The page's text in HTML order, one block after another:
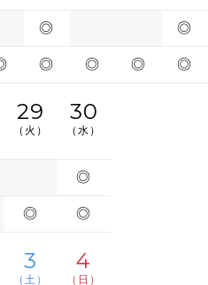
◎ ◎
◎ ◎ ◎ ◎
29
（火）
30
（水）
◎
◎ ◎
3
（土）
4
（日）